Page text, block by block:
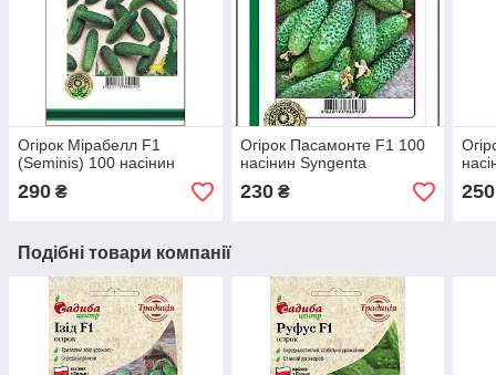
Огірок Мірабелл F1
(Seminis) 100 насінин
290 ₴
Огірок Пасамонте F1 100
насінин Syngenta
230₴ 250
Подібні товари компанії